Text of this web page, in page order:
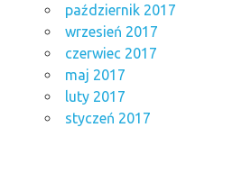
październik 2017
wrzesień 2017
czerwiec 2017
maj 2017
luty 2017
styczeń 2017